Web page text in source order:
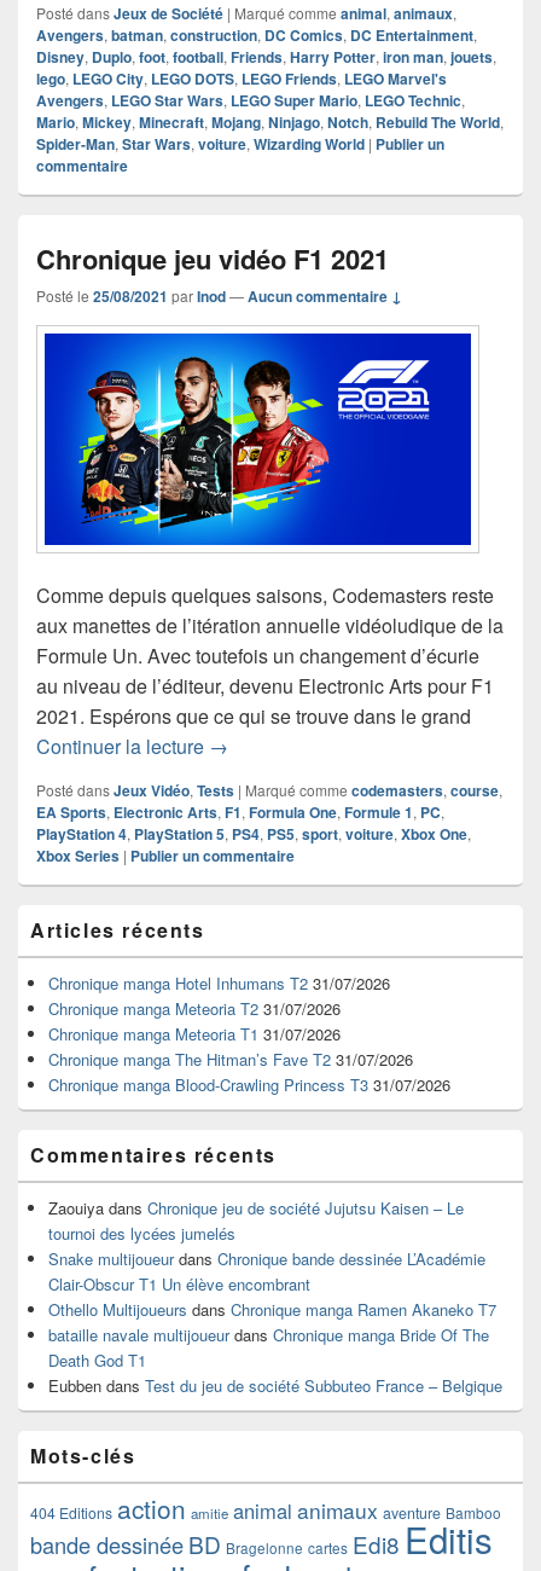
Posté dansJeux de Société | Marqué comme animal, animaux,
Avengers, batman, construction, DC Comics, DC Entertainment,
Disney, Duplo, foot, football, Friends, Harry Potter, iron man, jouets,
lego, LEGO City, LEGO DOTS, LEGO Friends, LEGO Marvel's
Avengers, LEGO Star Wars, LEGO Super Mario, LEGO Technic,
Mario, Mickey, Minecraft, Mojang, Ninjago, Notch, Rebuild The World,
Spider-Man, Star Wars, voiture, Wizarding World | Publier un
commentaire
Chronique jeu vidéo F1 2021
Posté le 25/08/2021 parInod—Aucun commentaire ↓
Comme depuis quelques saisons, Codemasters reste
aux manettes de l’itération annuelle vidéoludique de la
Formule Un. Avec toutefois un changement d’écurie
au niveau de l’éditeur, devenu Electronic Arts pour F1
2021. Espérons que ce qui se trouve dans le grand
Continuer la lecture Chronique jeu vidéo F1 2021
→
Posté dansJeux Vidéo, Tests | Marqué comme codemasters, course,
EA Sports, Electronic Arts, F1, Formula One, Formule 1, PC,
PlayStation 4, PlayStation 5, PS4, PS5, sport, voiture, Xbox One,
Xbox Series | Publier un commentaire
principale
de
widget
pour
barre
latérale
Articles récents
Chronique manga Hotel Inhumans T2 31/07/2026
Chronique manga Meteoria T2 31/07/2026
Chronique manga Meteoria T1 31/07/2026
Chronique manga The Hitman’s Fave T2 31/07/2026
Chronique manga Blood-Crawling Princess T3 31/07/2026
Commentaires récents
Zaouiya dans Chronique jeu de société Jujutsu Kaisen – Le
tournoi des lycées jumelés
Snake multijoueurdans Chronique bande dessinée L’Académie
Clair-Obscur T1 Un élève encombrant
Othello Multijoueurs dans Chronique manga Ramen Akaneko T7
bataille navale multijoueurdans Chronique manga Bride Of The
Death God T1
Eubben dans Test du jeu de société Subbuteo France – Belgique
Mots-clés
404 Editions action amitie animal animaux aventure Bamboo
bande dessinéeBD Bragelonne cartes Edi8 Editis